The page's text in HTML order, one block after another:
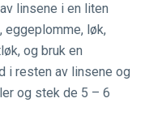
linsene i en liten
eggeplomme, løk,
og bruk en
i resten av linsene og
og stek de 5 – 6